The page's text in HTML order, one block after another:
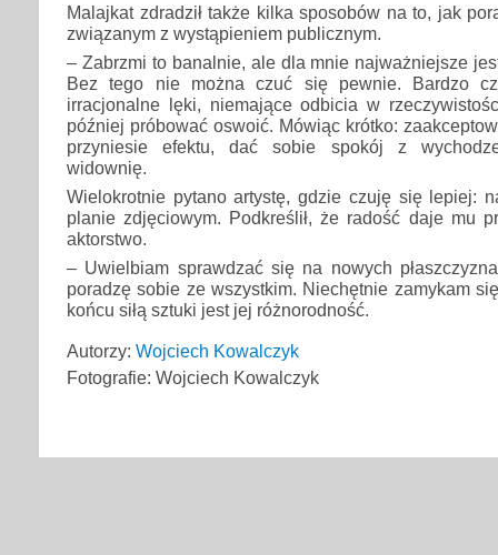
Malajkat zdradził także kilka sposobów na to, jak
związanym z wystąpieniem publicznym.
– Zabrzmi to banalnie, ale dla mnie najważniejsze
Bez tego nie można czuć się pewnie. Bardzo
irracjonalne lęki, niemające odbicia w
później próbować oswoić. Mówiąc krótko:
przyniesie efektu, dać sobie spokój z
widownię.
Wielokrotnie pytano artystę, gdzie czuję się lepiej:
planie zdjęciowym. Podkreślił, że radość daje mu
aktorstwo.
– Uwielbiam sprawdzać się na nowych
poradzę sobie ze wszystkim. Niechętnie zamykam
końcu siłą sztuki jest jej różnorodność.
Autorzy: Wojciech Kowalczyk
Fotografie: Wojciech Kowalczyk